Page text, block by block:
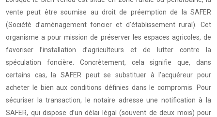
vente peut être soumise au droit de préemption de la SAFER
(Société d’aménagement foncier et d’établissement rural). Cet
organisme a pour mission de préserver les espaces agricoles, de
favoriser l’installation d’agriculteurs et de lutter contre la
spéculation foncière. Concrètement, cela signifie que, dans
certains cas, la SAFER peut se substituer à l’acquéreur pour
acheter le bien aux conditions définies dans le compromis. Pour
sécuriser la transaction, le notaire adresse une notification à la
SAFER, qui dispose d’un délai légal (souvent de deux mois) pour